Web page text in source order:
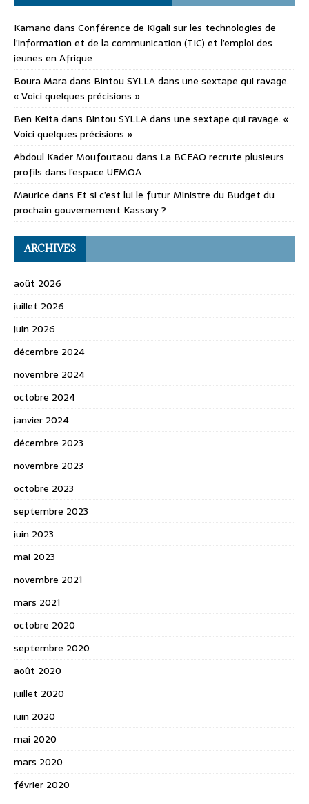
Kamano dans Conférence de Kigali sur les technologies de
l’information et de la communication (TIC) et l’emploi des
jeunes en Afrique
Boura Mara dans Bintou SYLLA dans une sextape qui ravage.
« Voici quelques précisions »
Ben Keita dans Bintou SYLLA dans une sextape qui ravage. «
Voici quelques précisions »
Abdoul Kader Moufoutaou dans La BCEAO recrute plusieurs
profils dans l’espace UEMOA
Maurice dans Et si c’est lui le futur Ministre du Budget du
prochain gouvernement Kassory ?
ARCHIVES
août 2026
juillet 2026
juin 2026
décembre 2024
novembre 2024
octobre 2024
janvier 2024
décembre 2023
novembre 2023
octobre 2023
septembre 2023
juin 2023
mai 2023
novembre 2021
mars 2021
octobre 2020
septembre 2020
août 2020
juillet 2020
juin 2020
mai 2020
mars 2020
février 2020